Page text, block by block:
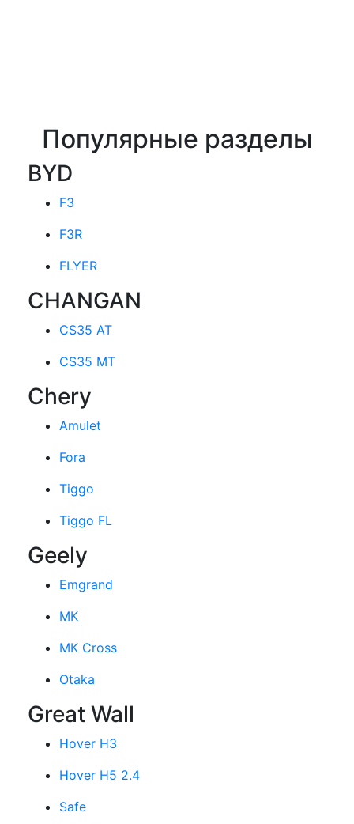
Популярные разделы
BYD
F3
F3R
FLYER
CHANGAN
CS35 AT
CS35 MT
Chery
Amulet
Fora
Tiggo
Tiggo FL
Geely
Emgrand
MK
MK Cross
Otaka
Great Wall
Hover H3
Hover H5 2.4
Safe